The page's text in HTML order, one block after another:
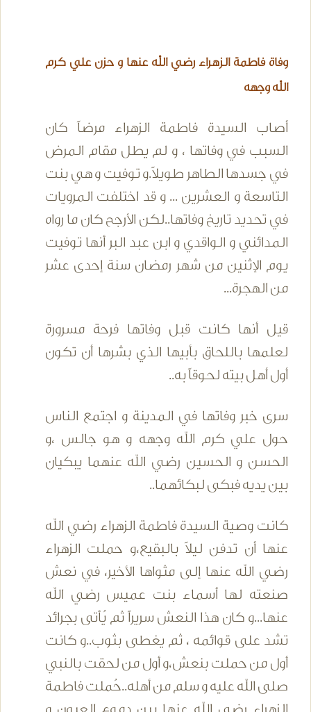
وفاة فاطمة الزهراء رضي الله عنها و حزن علي كرم
الله وجهه
أصاب السيدة فاطمة الزهراء مرضاً كان
السبب في وفاتها ، و لم يطل مقام المرض
في جسدها الطاهر طويلاً.و توفيت و هي بنت
التاسعة و العشرين ... و قد اختلفت المرويات
في تحديد تاريخ وفاتها..لكن الأرجح كان ما رواه
المدائني و الواقدي و ابن عبد البر أنها توفيت
يوم الإثنين من شهر رمضان سنة إحدى عشر
من الهجرة...
قيل أنها كانت قبل وفاتها فرحة مسرورة
لعلمها باللحاق بأبيها الذي بشرها أن تكون
أول أهل بيته لحوقاً به..
سرى خبر وفاتها في المدينة و اجتمع الناس
حول علي كرم الله وجهه و هو جالس ،و
الحسن و الحسين رضي الله عنهما يبكيان
بين يديه فبكى لبكائهما..
كانت وصية السيدة فاطمة الزهراء رضي الله
عنها أن تدفن ليلاً بالبقيع،و حملت الزهراء
رضي الله عنها إلى مثواها الأخير، في نعش
صنعته لها أسماء بنت عميس رضي الله
عنها...و كان هذا النعش سريراً ثم يُأتى بجرائد
تشد على قوائمه ، ثم يغطى بثوب..و كانت
أول من حملت بنعش،و أول من لحقت بالنبي
صلى الله عليه و سلم من أهله..حُملت فاطمة